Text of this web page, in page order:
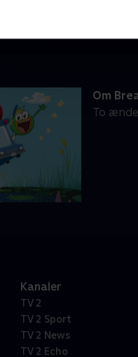
Om
To
Kanaler
TV 2
TV 2 Sport
TV 2 News
TV 2 Echo